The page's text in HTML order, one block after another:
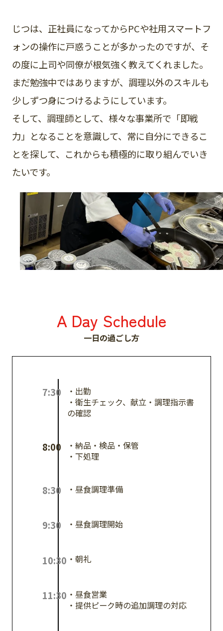
じつは、正社員になってからPCや社用スマートフ
ォンの操作に戸惑うことが多かったのですが、そ
の度に上司や同僚が根気強く教えてくれました。
まだ勉強中ではありますが、調理以外のスキルも
少しずつ身につけるようにしています。
そして、調理師として、様々な事業所で「即戦
力」となることを意識して、常に自分にできるこ
とを探して、これからも積極的に取り組んでいき
たいです。
A Day Schedule
一日の過ごし方
7:30
・出勤
・衛生チェック、献立・調理指示書
の確認
8:00
・納品・検品・保管
・下処理
8:30 ・昼食調理準備
9:30 ・昼食調理開始
10:30 ・朝礼
11:30 ・昼食営業
・提供ピーク時の追加調理の対応